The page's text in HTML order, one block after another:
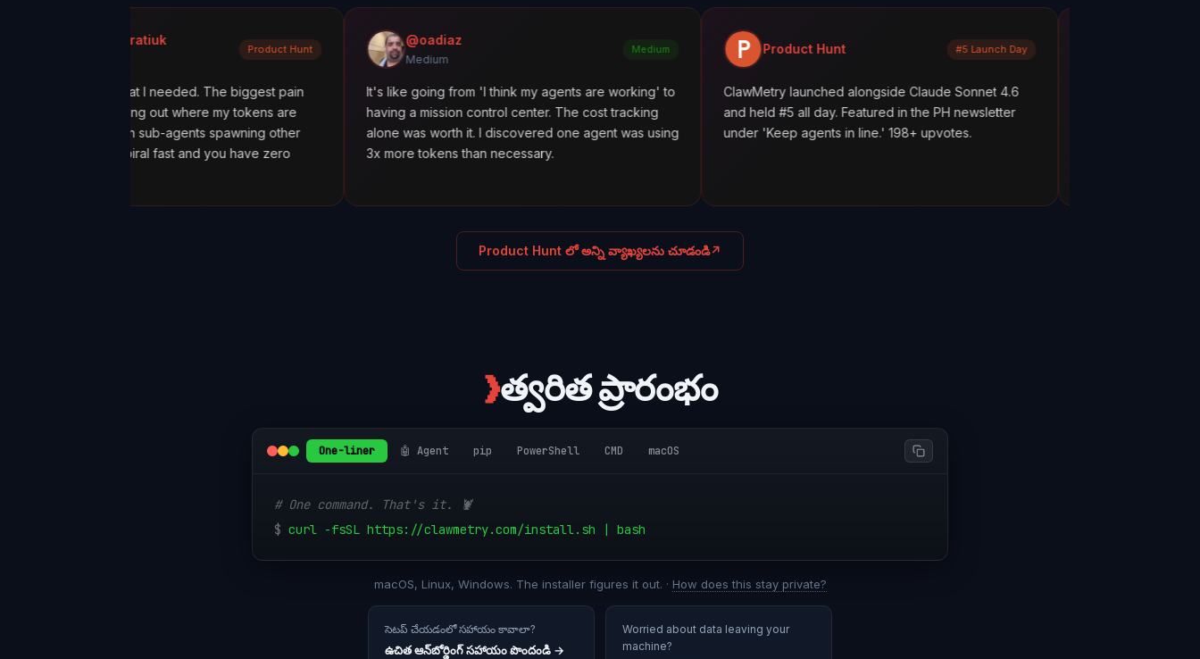
Product Hunt
what I needed. The biggest pain
figuring out where my tokens are
with sub-agents spawning other
spiral fast and you have zero
@oadiaz
It's like going from 'I think my agents are working' to
having a mission control center. The cost tracking
alone was worth it. I discovered one agent was using
3x more tokens than necessary.
Product Hunt
ClawMetry launched alongside Claude Sonnet 4.6
and held #5 all day. Featured in the PH newsletter
under 'Keep agents in line.' 198+ upvotes.
What are your AI agents actually
scenes? Most builders don't
Product Hunt లో అన్ని వ్యాఖ్యలను చూడండి↗
❯త్వరిత ప్రారంభం
One-liner 🤖 Agent pip PowerShell CMD macOS
# One command. That's it. 🦞
$ curl -fsSL https://clawmetry.com/install.sh | bash
macOS, Linux, Windows. The installer figures it out. · How does this stay private?
సెటప్ చేయడంలో సహాయం కావాలా?
ఉచిత ఆన్‌బోర్డింగ్ సహాయం పొందండి →
Worried about data leaving your
machine?